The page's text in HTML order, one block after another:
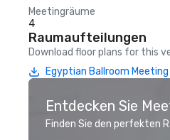
Meetingräume
4
Raumaufteilungen
Download floor plans for this
Egyptian Ballroom
Entdecken Sie
Finden Sie den perfekten